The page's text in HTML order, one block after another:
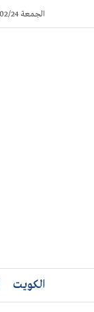
to
الجمعة 1448/02/24هـ (07-08-2026م) | الكويت
الكويت